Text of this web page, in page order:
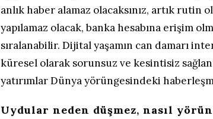
anlık haber alamaz olacaksınız, artık rutin
yapılamaz olacak, banka hesabına erişim
sıralanabilir. Dijital yaşamın can damarı
küresel olarak sorunsuz ve kesintisiz
yatırımlar Dünya yörüngesindeki
Uydular neden düşmez, nasıl